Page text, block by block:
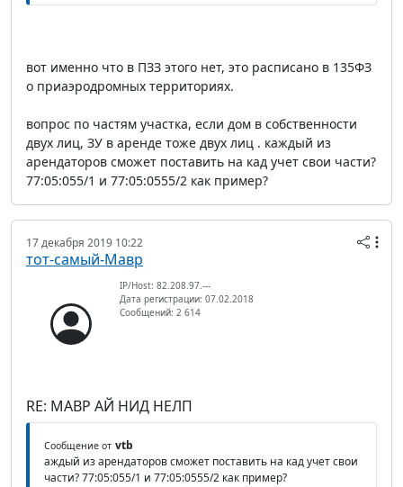
вот именно что в ПЗЗ этого нет, это расписано в 135ФЗ
о приаэродромных территориях.
вопрос по частям участка, если дом в собственности
двух лиц, ЗУ в аренде тоже двух лиц . каждый из
арендаторов сможет поставить на кад учет свои части?
77:05:055/1 и 77:05:0555/2 как пример?
17 декабря 2019 10:22
тот-самый-Мавр
IP/Host: 82.208.97.---
Дата регистрации: 07.02.2018
Сообщений: 2 614
RE: МАВР АЙ НИД НЕЛП
Сообщение от vtb
аждый из арендаторов сможет поставить на кад учет свои
части? 77:05:055/1 и 77:05:0555/2 как пример?